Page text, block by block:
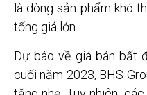
là dòng sản phẩm khó
tổng giá lớn.
Dự báo về giá bán bất
cuối năm 2023, BHS